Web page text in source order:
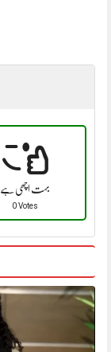
بہت اچھی ہے
0 Votes